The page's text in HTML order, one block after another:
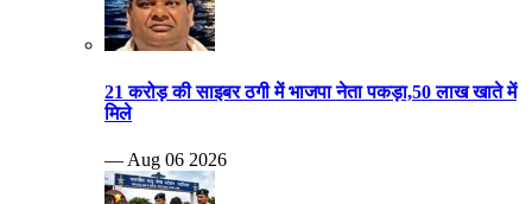
21 करोड़ की साइबर ठगी में भाजपा नेता पकड़ा,50 लाख खाते में
मिले
— Aug 06 2026